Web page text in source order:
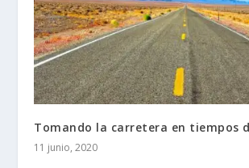
Tomando la carretera en tiempos
11 junio, 2020